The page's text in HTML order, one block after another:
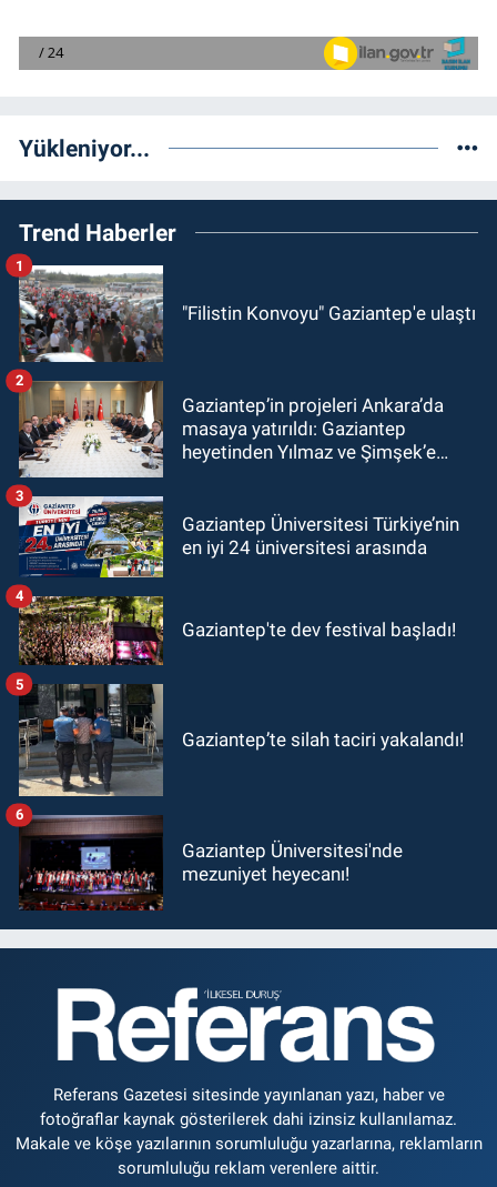
Yükleniyor...
Trend Haberler
"Filistin Konvoyu" Gaziantep'e ulaştı
1
Gaziantep’in projeleri Ankara’da
masaya yatırıldı: Gaziantep
heyetinden Yılmaz ve Şimşek’e
2
Gaziantep Üniversitesi Türkiye’nin
en iyi 24 üniversitesi arasında
3
Gaziantep'te dev festival başladı!
4
Gaziantep’te silah taciri yakalandı!
5
Gaziantep Üniversitesi'nde
mezuniyet heyecanı!
6
Referans Gazetesi sitesinde yayınlanan yazı, haber ve
fotoğraflar kaynak gösterilerek dahi izinsiz kullanılamaz.
Makale ve köşe yazılarının sorumluluğu yazarlarına, reklamların
sorumluluğu reklam verenlere aittir.